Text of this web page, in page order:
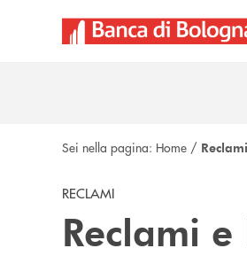
Sei nella pagina: Home /
RECLAMI
Reclami